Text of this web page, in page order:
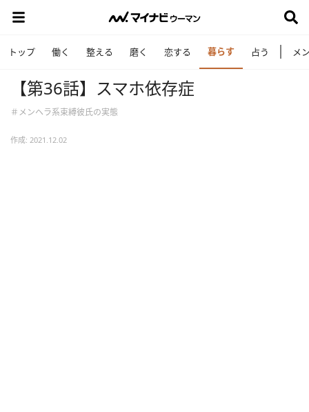
トップ 働く 整える 磨く 恋する 暮らす 占う メ
【第36話】スマホ依存症
＃メンヘラ系束縛彼氏の実態
作成: 2021.12.02